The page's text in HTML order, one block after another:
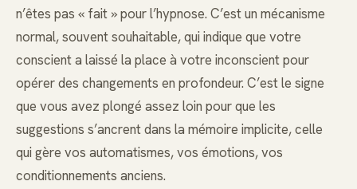
n’êtes pas « fait » pour l’hypnose. C’est un mécanisme
normal, souvent souhaitable, qui indique que votre
conscient a laissé la place à votre inconscient pour
opérer des changements en profondeur. C’est le signe
que vous avez plongé assez loin pour que les
suggestions s’ancrent dans la mémoire implicite, celle
qui gère vos automatismes, vos émotions, vos
conditionnements anciens.